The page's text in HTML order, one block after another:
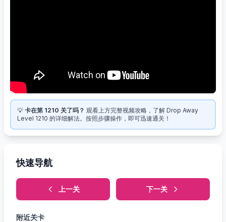
💡 卡在第 1210 关了吗？ 观看上方完整视频攻略，了解 Drop Away
Level 1210 的详细解法。按照步骤操作，即可迅速通关！
快速导航
上一关 下一关
附近关卡